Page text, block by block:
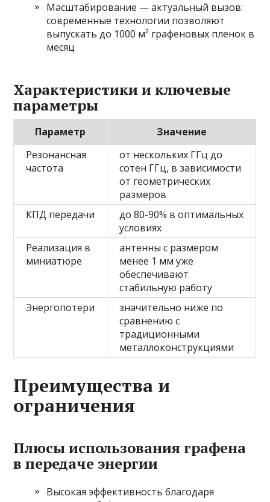
Масштабирование — актуальный вызов:
современные технологии позволяют
выпускать до 1000 м² графеновых пленок в
месяц
Характеристики и ключевые
параметры
Параметр
Значение
Резонансная
частота
от нескольких ГГц до
сотен ГГц, в зависимости
от геометрических
размеров
КПД передачи
до 80-90% в оптимальных
условиях
Реализация в
миниатюре
антенны с размером
менее 1 мм уже
обеспечивают
стабильную работу
Энергопотери
значительно ниже по
сравнению с
традиционными
металлоконструкциями
Преимущества и
ограничения
Плюсы использования графена
в передаче энергии
Высокая эффективность благодаря